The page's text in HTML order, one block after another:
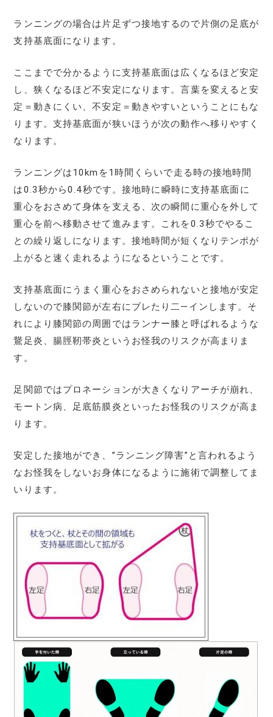
ランニングの場合は片足ずつ接地するので片側の足底が
支持基底面になります。
ここまでで分かるように支持基底面は広くなるほど安定
し、狭くなるほど不安定になります。言葉を変えると安
定＝動きにくい、不安定＝動きやすいということにもな
ります。支持基底面が狭いほうが次の動作へ移りやすく
なります。
ランニングは10kmを1時間くらいで走る時の接地時間
は0.3秒から0.4秒です。接地時に瞬時に支持基底面に
重心をおさめて身体を支える、次の瞬間に重心を外して
重心を前へ移動させて進みます。これを0.3秒でやるこ
との繰り返しになります。接地時間が短くなりテンポが
上がると速く走れるようになるということです。
支持基底面にうまく重心をおさめられないと接地が安定
しないので膝関節が左右にブレたり二―インします。そ
れにより膝関節の周囲ではランナー膝と呼ばれるような
鵞足炎、腸脛靭帯炎というお怪我のリスクが高まりま
す。
足関節ではプロネーションが大きくなりアーチが崩れ、
モートン病、足底筋膜炎といったお怪我のリスクが高ま
ります。
安定した接地ができ、”ランニング障害”と言われるよう
なお怪我をしないお身体になるように施術で調整してま
いります。